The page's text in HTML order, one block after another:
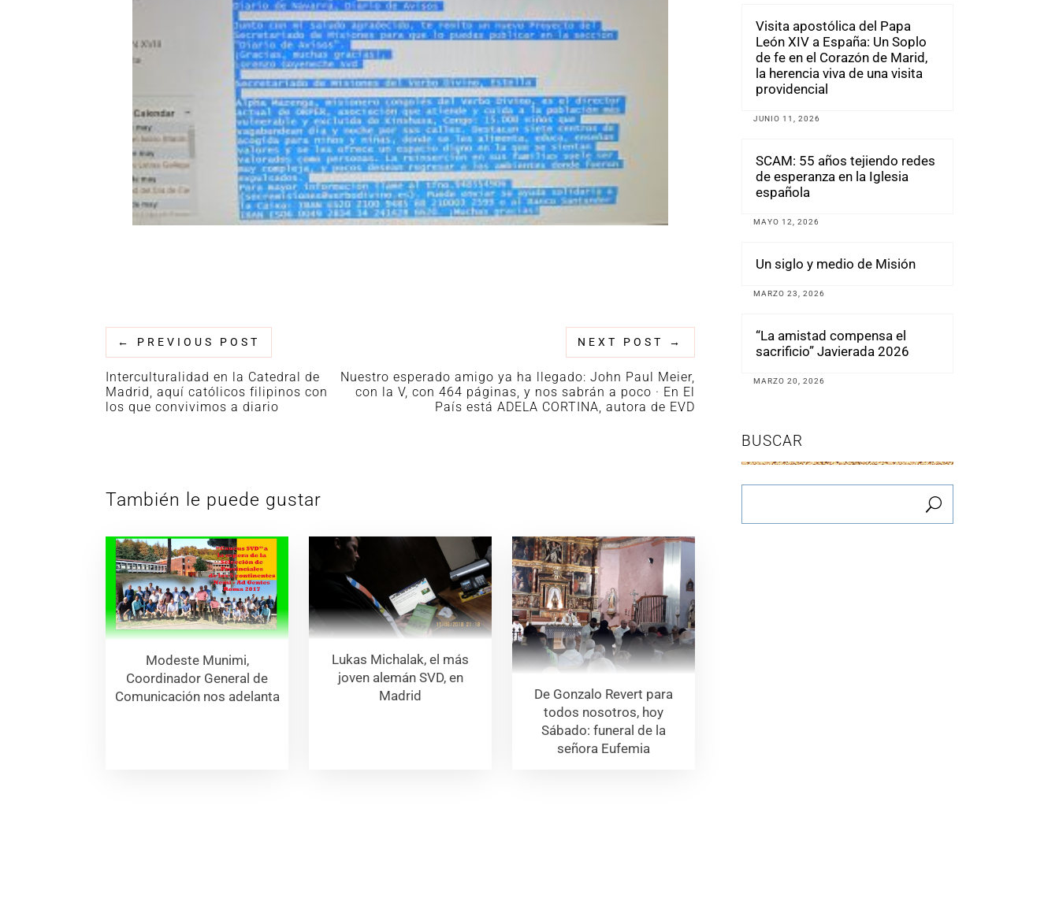
← PREVIOUS POST
Interculturalidad en la Catedral de
Madrid, aquí católicos filipinos con
los que convivimos a diario
NEXT POST →
Nuestro esperado amigo ya ha llegado: John Paul Meier,
con la V, con 464 páginas, y nos sabrán a poco · En El
País está ADELA CORTINA, autora de EVD
También le puede gustar
Modeste Munimi,
Coordinador General de
Comunicación nos adelanta
Lukas Michalak, el más
joven alemán SVD, en
Madrid
De Gonzalo Revert para
todos nosotros, hoy
Sábado: funeral de la
señora Eufemia
Visita apostólica del Papa
León XIV a España: Un Soplo
de fe en el Corazón de Marid,
la herencia viva de una visita
providencial
JUNIO 11, 2026
SCAM: 55 años tejiendo redes
de esperanza en la Iglesia
española
MAYO 12, 2026
Un siglo y medio de Misión
MARZO 23, 2026
“La amistad compensa el
sacrificio” Javierada 2026
MARZO 20, 2026
BUSCAR